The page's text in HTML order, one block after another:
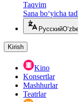
Taqvim
Sana bo‘yicha
Русский
Kirish
Kino
Konsertlar
Mashhurlar
Teatrlar